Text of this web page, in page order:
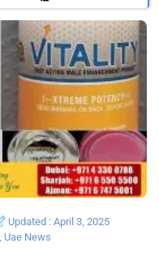
Updated : April 3, 2025
Uae News